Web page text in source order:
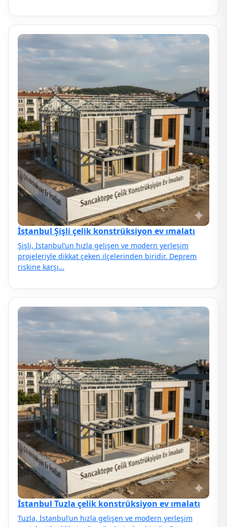
İstanbul Şişli çelik konstrüksiyon ev ımalatı
Şişli, İstanbul’un hızla gelişen ve modern yerleşim
projeleriyle dikkat çeken ilçelerinden biridir. Deprem
riskine karşı…
İstanbul Tuzla çelik konstrüksiyon ev ımalatı
Tuzla, İstanbul’un hızla gelişen ve modern yerleşim